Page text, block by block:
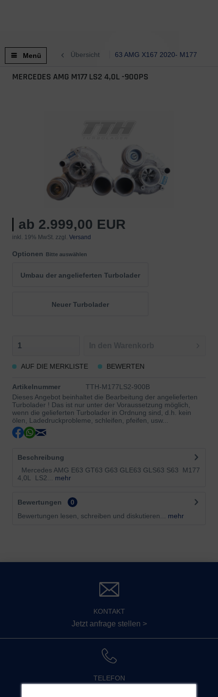
Menü Übersicht 63 AMG X167 2020- M177
MERCEDES AMG M177 LS2 4,0L -900PS
ab 2.999,00 EUR
inkl. 19% MwSt. zzgl. Versand
Optionen Bitte auswählen
Umbau der angelieferten Turbolader
Neuer Turbolader
AUF DIE MERKLISTE BEWERTEN
Artikelnummer
TTH-M177LS2-900B
Dieses Angebot beinhaltet die Bearbeitung der angelieferten
Turbolader ! Das ist nur unter der Voraussetzung möglich,
wenn die gelieferten Turbolader in Ordnung sind, d.h. kein
ölen, Ladedruckprobleme, schleifen, pfeifen, usw...
Beschreibung
Mercedes AMG E63 GT63 G63 GLE63 GLS63 S63 M177
4,0L LS2...
mehr
Bewertungen
0
Bewertungen lesen, schreiben und diskutieren...
mehr
KONTAKT
Jetzt anfrage stellen >
TELEFON